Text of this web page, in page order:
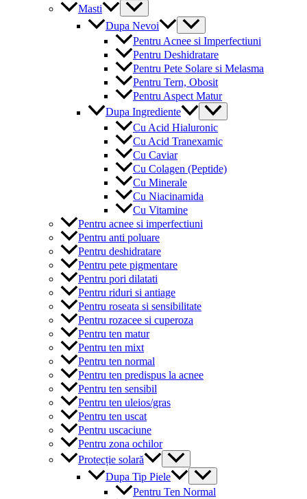
Masti
Menu
Toggle
Dupa Nevoi
Menu
Toggle
Pentru Acnee si Imperfectiuni
Pentru Deshidratare
Pentru Pete Solare si Melasma
Pentru Tern, Obosit
Pentru Aspect Matur
Dupa Ingrediente
Menu
Toggle
Cu Acid Hialuronic
Cu Acid Tranexamic
Cu Caviar
Cu Colagen (Peptide)
Cu Minerale
Cu Niacinamida
Cu Vitamine
Pentru acnee si imperfectiuni
Pentru anti poluare
Pentru deshidratare
Pentru pete pigmentare
Pentru pori dilatati
Pentru riduri si antiage
Pentru roseata si sensibilitate
Pentru rozacee si cuperoza
Pentru ten matur
Pentru ten mixt
Pentru ten normal
Pentru ten predispus la acnee
Pentru ten sensibil
Pentru ten uleios/gras
Pentru ten uscat
Pentru uscaciune
Pentru zona ochilor
Protecție solară
Menu
Toggle
Dupa Tip Piele
Menu
Toggle
Pentru Ten Normal